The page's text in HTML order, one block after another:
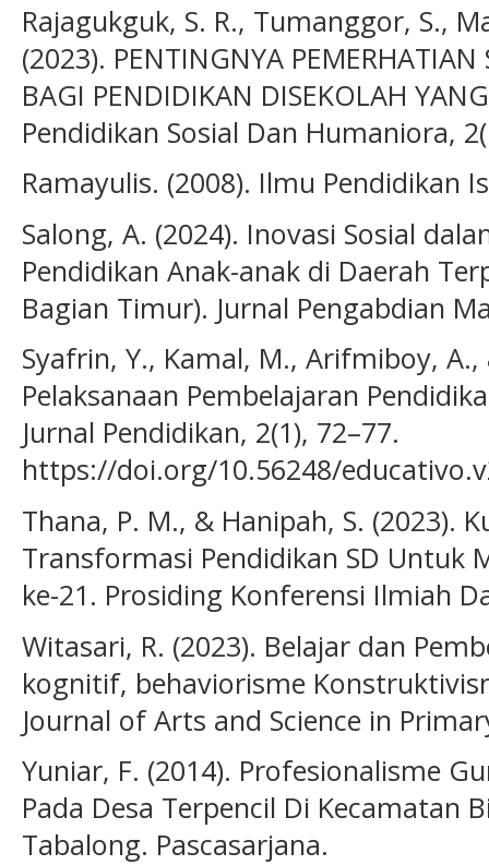
Rajagukguk, S. R., Tumanggor, S.,
(2023). PENTINGNYA PEMERHATIAN
BAGI PENDIDIKAN DISEKOLAH
Pendidikan Sosial Dan Humaniora,
Ramayulis. (2008). Ilmu Pendidikan
Salong, A. (2024). Inovasi Sosial
Pendidikan Anak-anak di Daerah
Bagian Timur). Jurnal Pengabdian
Syafrin, Y., Kamal, M., Arifmiboy, A.,
Pelaksanaan Pembelajaran
Jurnal Pendidikan, 2(1), 72–77.
https://doi.org/10.56248/
Thana, P. M., & Hanipah, S. (2023).
Transformasi Pendidikan SD Untuk
ke-21. Prosiding Konferensi Ilmiah
Witasari, R. (2023). Belajar dan
kognitif, behaviorisme
Journal of Arts and Science in
Yuniar, F. (2014). Profesionalisme
Pada Desa Terpencil Di Kecamatan
Tabalong. Pascasarjana.